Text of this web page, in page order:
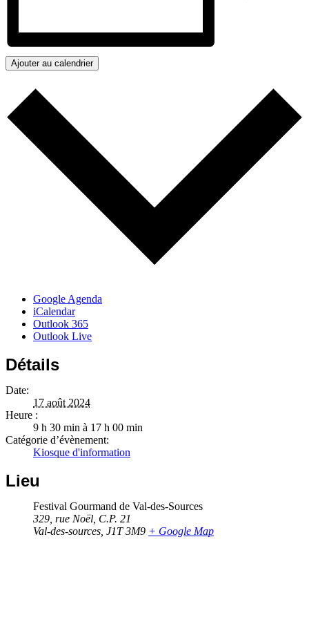
Ajouter au calendrier
Google Agenda
iCalendar
Outlook 365
Outlook Live
Détails
Date:
17 août 2024
Heure :
9 h 30 min à 17 h 00 min
Catégorie d’évènement:
Kiosque d'information
Lieu
Festival Gourmand de Val-des-Sources
329, rue Noël, C.P. 21
Val-des-sources J1T 3M9 + Google Map